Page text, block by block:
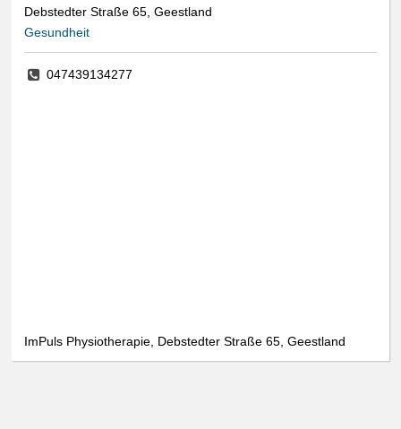
Debstedter Straße 65, Geestland
Gesundheit
047439134277
ImPuls Physiotherapie, Debstedter Straße 65, Geestland